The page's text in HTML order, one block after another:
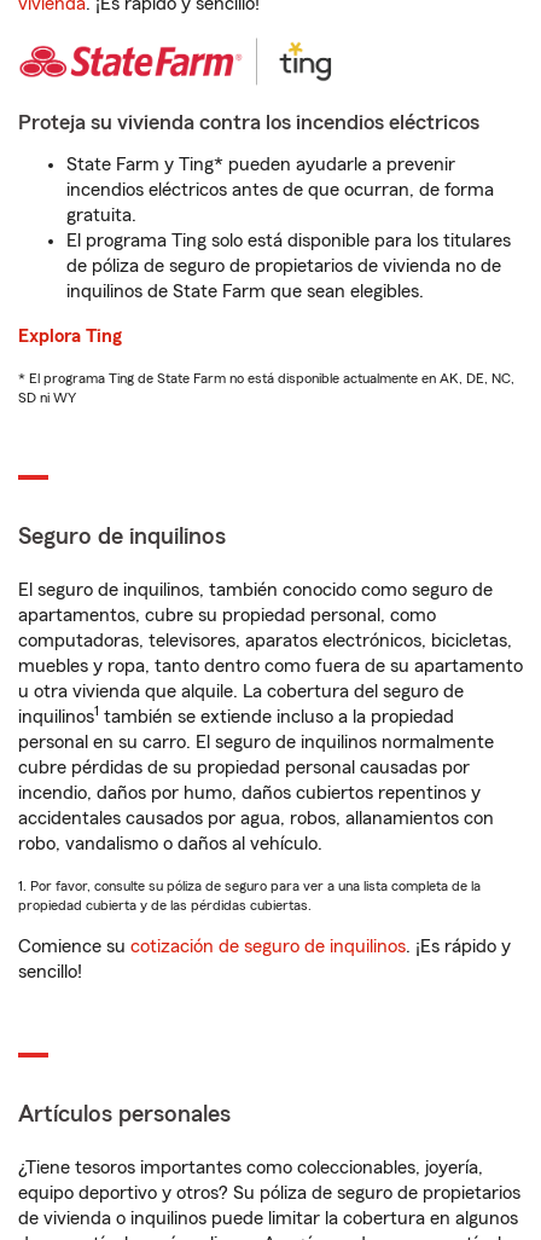
vivienda. ¡Es rápido y sencillo!
Proteja su vivienda contra los incendios eléctricos
State Farm y Ting* pueden ayudarle a prevenir
incendios eléctricos antes de que ocurran, de forma
gratuita.
El programa Ting solo está disponible para los titulares
de póliza de seguro de propietarios de vivienda no de
inquilinos de State Farm que sean elegibles.
Explora Ting
* El programa Ting de State Farm no está disponible actualmente en AK, DE, NC,
SD ni WY
Seguro de inquilinos
El seguro de inquilinos, también conocido como seguro de
apartamentos, cubre su propiedad personal, como
computadoras, televisores, aparatos electrónicos, bicicletas,
muebles y ropa, tanto dentro como fuera de su apartamento
u otra vivienda que alquile. La cobertura del seguro de
inquilinos1 también se extiende incluso a la propiedad
personal en su carro. El seguro de inquilinos normalmente
cubre pérdidas de su propiedad personal causadas por
incendio, daños por humo, daños cubiertos repentinos y
accidentales causados por agua, robos, allanamientos con
robo, vandalismo o daños al vehículo.
1. Por favor, consulte su póliza de seguro para ver a una lista completa de la
propiedad cubierta y de las pérdidas cubiertas.
Comience su cotización de seguro de inquilinos. ¡Es rápido y
sencillo!
Artículos personales
¿Tiene tesoros importantes como coleccionables, joyería,
equipo deportivo y otros? Su póliza de seguro de propietarios
de vivienda o inquilinos puede limitar la cobertura en algunos